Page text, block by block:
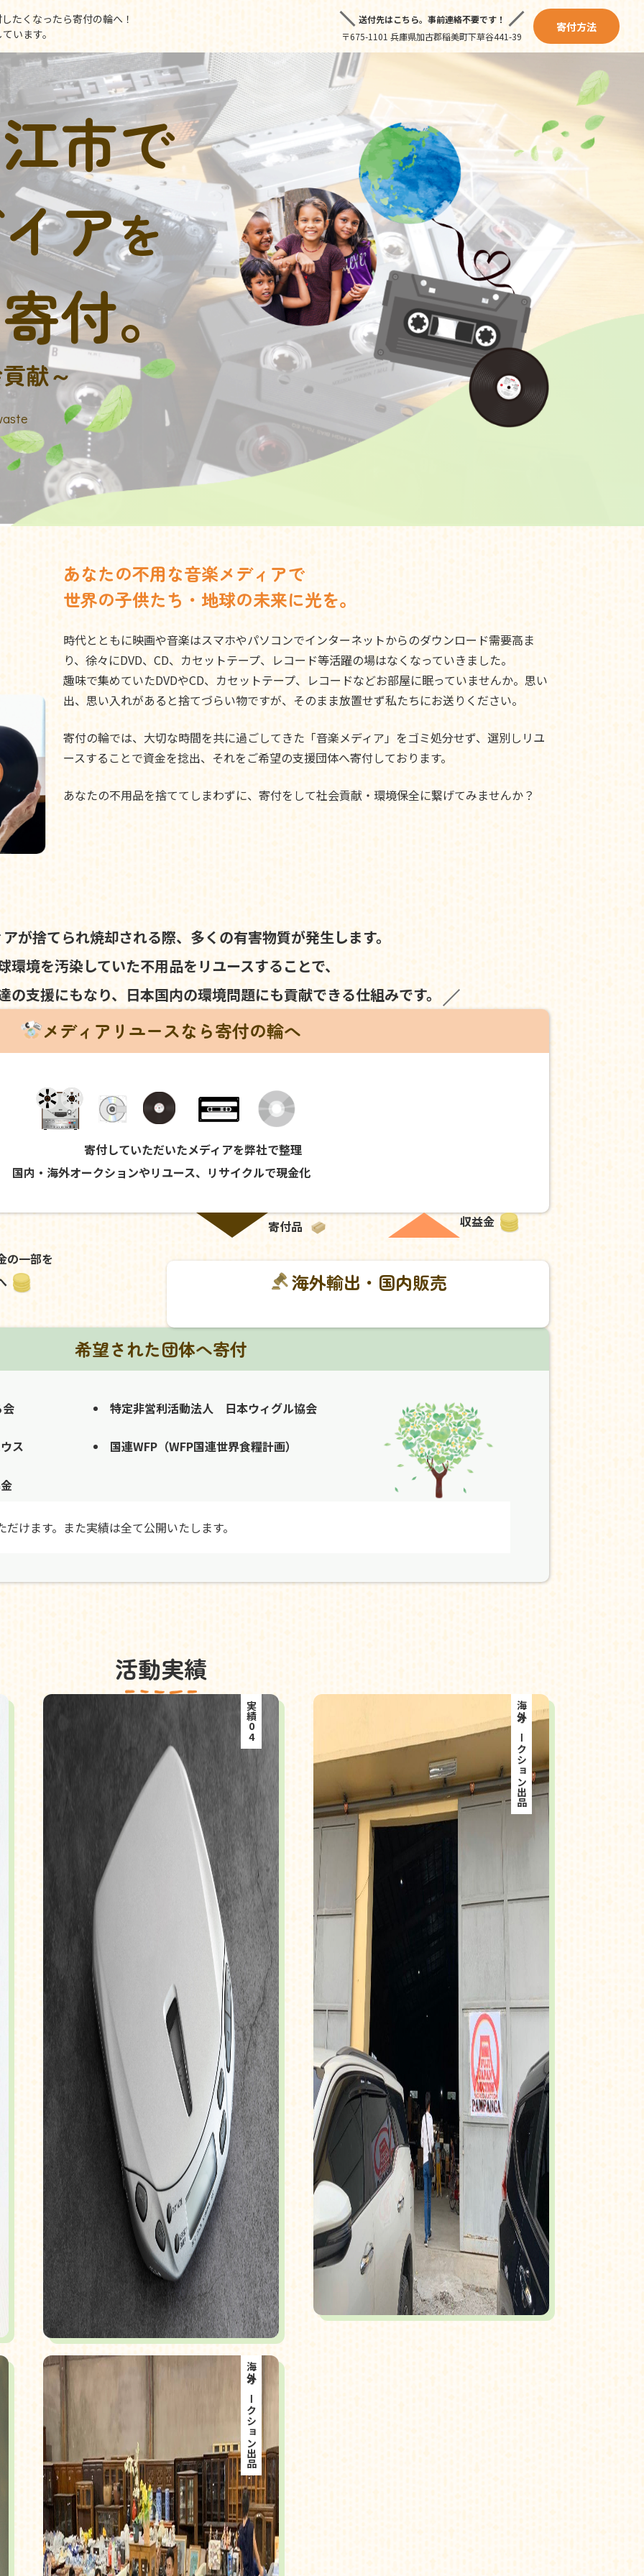
たくなったら寄付の輪へ！
います。
送付先はこちら。 事前連絡不要です！
〒675-1101 兵庫県加古郡稲美町下草谷441-39
寄付方法
市で
アを
付。
献～
あなたの不用な音楽メディアで
世界の子供たち・地球の未来に光を。
時代とともに映画や音楽はスマホやパソコンでインターネットからのダウンロード需要高ま
り、徐々にDVD、CD、カセットテープ、レコード等活躍の場はなくなっていきました。
趣味で集めていたDVDやCD、カセットテープ、レコードなどお部屋に眠っていませんか。思い
出、思い入れがあると捨てづらい物ですが、そのまま放置せず私たちにお送りください。
寄付の輪では、大切な時間を共に過ごしてきた「音楽メディア」をゴミ処分せず、選別しリユ
ースすることで資金を捻出、それをご希望の支援団体へ寄付しております。
あなたの不用品を捨ててしまわずに、寄付をして社会貢献・環境保全に繋げてみませんか？
が捨てられ焼却される際、 多くの有害物質が発生します。
環境を汚染していた不用品を リユースすることで、
支援にもなり、 日本国内の環境問題にも貢献できる仕組みです。
メディアリユースなら寄付の輪へ
寄付していただいたメディアを弊社で整理
国内・海外オークションやリユース、リサイクルで現金化
の一部を
寄付品 収益金
海外輸出・国内販売
希望された団体へ寄付
特定非営利活動法人 日本ウィグル協会
ス 国連WFP（WFP国連世界食糧計画）
けます。また実績は全て公開いたします。
活動実績
実績04 海外オークション出品
海外オークション出品